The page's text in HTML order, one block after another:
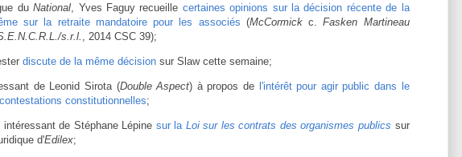
duNational , Yves Faguy recueille certaines opinions sur la décision récente de la
sur la retraite mandatoire pour les associés (McCormickc.Fasken Martineau
s.r.l.
, 2014 CSC 39);
discute de la même décisionsur Slaw cette semaine;
de Leonid Sirota (Double Aspect) à propos de l'intérêt pour agir public dans le
constitutionnelles;
intéressant de Stéphane Lépine sur la Loi sur les contrats des organismes publics sur
d'Edilex;